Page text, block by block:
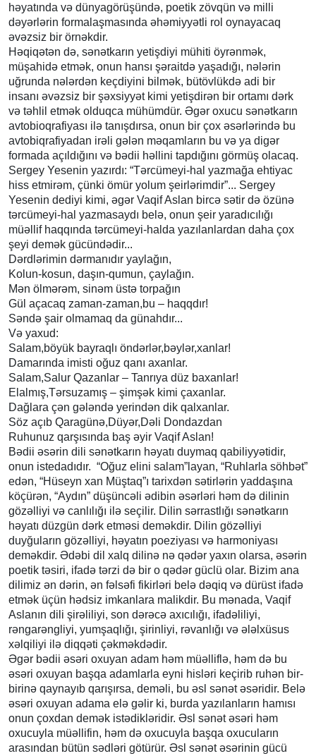
həyatında və dünyagörüşündə, poetik zövqün və milli
dəyərlərin formalaşmasında əhəmiyyətli rol oynayacaq
əvəzsiz bir örnəkdir.
Həqiqətən də, sənətkarın yetişdiyi mühiti öyrənmək,
müşahidə etmək, onun hansı şəraitdə yaşadığı, nələrin
uğrunda nələrdən keçdiyini bilmək, bütövlükdə adi bir
insanı əvəzsiz bir şəxsiyyət kimi yetişdirən bir ortamı dərk
və təhlil etmək olduqca mühümdür. Əgər oxucu sənətkarın
avtobioqrafiyası ilə tanışdırsa, onun bir çox əsərlərində bu
avtobiqrafiyadan irəli gələn məqamların bu və ya digər
formada açıldığını və bədii həllini tapdığını görmüş olacaq.
Sergey Yesenin yazırdı: “Tərcümeyi-hal yazmağa ehtiyac
hiss etmirəm, çünki ömür yolum şeirlərimdir”... Sergey
Yesenin dediyi kimi, əgər Vaqif Aslan bircə sətir də özünə
tərcümeyi-hal yazmasaydı belə, onun şeir yaradıcılığı
müəllif haqqında tərcümeyi-halda yazılanlardan daha çox
şeyi demək gücündədir...
Dərdlərimin dərmanıdır yaylağın,
Kolun-kosun, daşın-qumun, çaylağın.
Mən ölmərəm, sinəm üstə torpağın
Gül açacaq zaman-zaman,bu – haqqdır!
Səndə şair olmamaq da günahdır...
Və yaxud:
Salam,böyük bayraqlı öndərlər,bəylər,xanlar!
Damarında imisti oğuz qanı axanlar.
Salam,Salur Qazanlar – Tanrıya düz baxanlar!
Elalmış,Tərsuzamış – şimşək kimi çaxanlar.
Dağlara çən gələndə yerindən dik qalxanlar.
Söz açıb Qaragünə,Düyər,Dəli Dondazdan
Ruhunuz qarşısında baş əyir Vaqif Aslan!
Bədii əsərin dili sənətkarın həyatı duymaq qabiliyyətidir,
onun istedadıdır. “Oğuz elini salam”layan, “Ruhlarla söhbət”
edən, “Hüseyn xan Müştaq”ı tarixdən sətirlərin yaddaşına
köçürən, “Aydın” düşüncəli ədibin əsərləri həm də dilinin
gözəlliyi və canlılığı ilə seçilir. Dilin sərrastlığı sənətkarın
həyatı düzgün dərk etməsi deməkdir. Dilin gözəlliyi
duyğuların gözəlliyi, həyatın poeziyası və harmoniyası
deməkdir. Ədəbi dil xalq dilinə nə qədər yaxın olarsa, əsərin
poetik təsiri, ifadə tərzi də bir o qədər güclü olar. Bizim ana
dilimiz ən dərin, ən fəlsəfi fikirləri belə dəqiq və dürüst ifadə
etmək üçün hədsiz imkanlara malikdir. Bu mənada, Vaqif
Aslanın dili şirəliliyi, son dərəcə axıcılığı, ifadəliliyi,
rəngarəngliyi, yumşaqlığı, şirinliyi, rəvanlığı və ələlxüsus
xəlqiliyi ilə diqqəti çəkməkdədir.
Əgər bədii əsəri oxuyan adam həm müəlliflə, həm də bu
əsəri oxuyan başqa adamlarla eyni hisləri keçirib ruhən bir-
birinə qaynayıb qarışırsa, deməli, bu əsl sənət əsəridir. Belə
əsəri oxuyan adama elə gəlir ki, burda yazılanların hamısı
onun çoxdan demək istədikləridir. Əsl sənət əsəri həm
oxucuyla müəllifin, həm də oxucuyla başqa oxucuların
arasından bütün sədləri götürür. Əsl sənət əsərinin gücü